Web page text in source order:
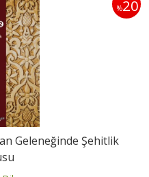
%20
Geleneğinde Şehitlik